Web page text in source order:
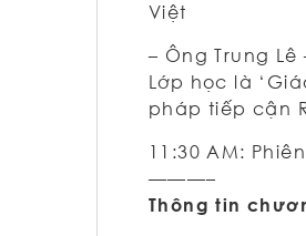
Việt
– Ông Trung
Lớp học là
pháp tiếp cận
11:30 AM:
———–
Thông tin